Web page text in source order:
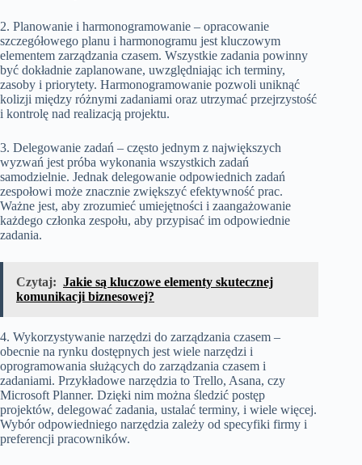
2. Planowanie i harmonogramowanie – opracowanie
szczegółowego planu i harmonogramu jest kluczowym
elementem zarządzania czasem. Wszystkie zadania powinny
być dokładnie zaplanowane, uwzględniając ich terminy,
zasoby i priorytety. Harmonogramowanie pozwoli uniknąć
kolizji między różnymi zadaniami oraz utrzymać przejrzystość
i kontrolę nad realizacją projektu.
3. Delegowanie zadań – często jednym z największych
wyzwań jest próba wykonania wszystkich zadań
samodzielnie. Jednak delegowanie odpowiednich zadań
zespołowi może znacznie zwiększyć efektywność prac.
Ważne jest, aby zrozumieć umiejętności i zaangażowanie
każdego członka zespołu, aby przypisać im odpowiednie
zadania.
Czytaj: Jakie są kluczowe elementy skutecznej
komunikacji biznesowej?
4. Wykorzystywanie narzędzi do zarządzania czasem –
obecnie na rynku dostępnych jest wiele narzędzi i
oprogramowania służących do zarządzania czasem i
zadaniami. Przykładowe narzędzia to Trello, Asana, czy
Microsoft Planner. Dzięki nim można śledzić postęp
projektów, delegować zadania, ustalać terminy, i wiele więcej.
Wybór odpowiedniego narzędzia zależy od specyfiki firmy i
preferencji pracowników.